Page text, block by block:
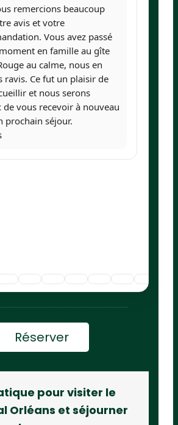
remercions beaucoup
avis et votre
Vous avez passé
en famille au gîte
au calme, nous en
ravis. Ce fut un plaisir de
et nous serons
de vous recevoir à nouveau
prochain séjour.
Réserver
pour visiter le
Orléans et séjourner